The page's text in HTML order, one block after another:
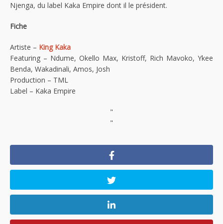
Njenga, du label Kaka Empire dont il le président.
Fiche
Artiste – King Kaka
Featuring – Ndume, Okello Max, Kristoff, Rich Mavoko, Ykee
Benda, Wakadinali, Amos, Josh
Production – TML
Label – Kaka Empire
"
"